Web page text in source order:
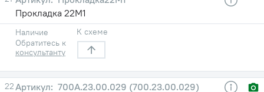
Прокладка 22М1
Наличие
Обратитесь к
консультанту
К схеме
22
700А.23.00.029 (700.23.00.029)